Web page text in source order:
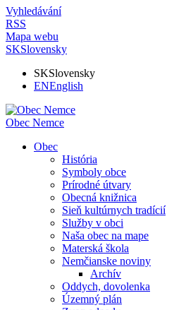
Vyhledávání
RSS
Mapa webu
SKSlovensky
SKSlovensky
ENEnglish
Obec Nemce
Obec
História
Symboly obce
Prírodné útvary
Obecná knižnica
Sieň kultúrnych tradícií
Služby v obci
Naša obec na mape
Materská škola
Nemčianske noviny
Archív
Oddych, dovolenka
Územný plán